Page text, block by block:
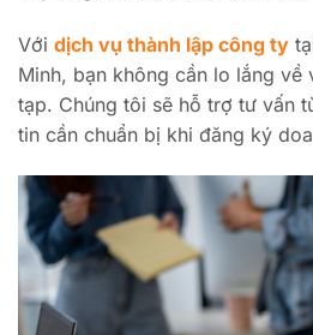
Với dịch vụ thành lập công ty
Minh, bạn không cần lo lắng về
tạp. Chúng tôi sẽ hỗ trợ tư vấn
tin cần chuẩn bị khi đăng ký